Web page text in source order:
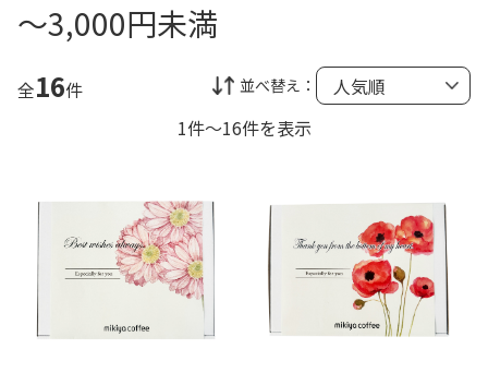
～3,000円未満
全16件 並べ替え：
1件～16件を表示